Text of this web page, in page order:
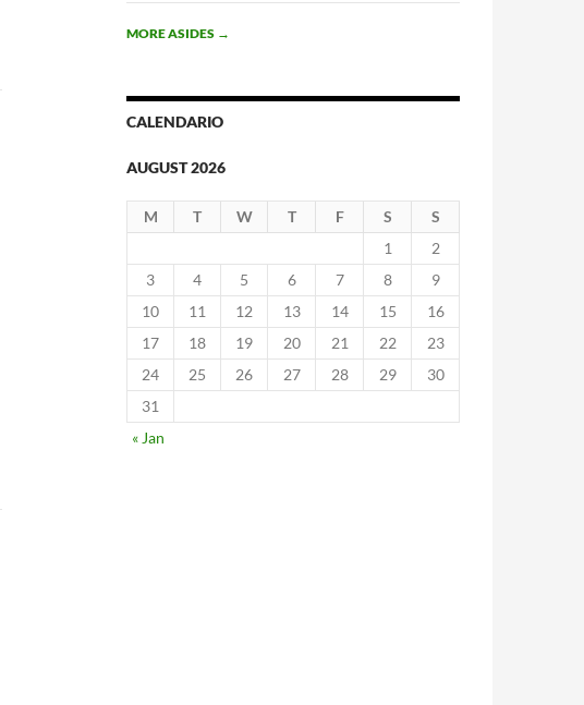
MORE ASIDES →
CALENDARIO
AUGUST 2026
M T W T F S
S
1
2
3
4 5 6 7 8
9
10
11 12 13 14 15
16
17
18 19 20 21 22
23
24
25 26 27 28 29
30
31
« Jan